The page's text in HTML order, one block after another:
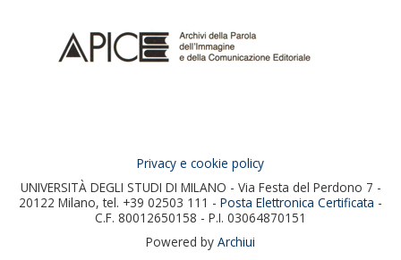
Privacy e cookie policy
UNIVERSITÀ DEGLI STUDI DI MILANO - Via Festa del Perdono 7 -
20122 Milano, tel. +39 02503 111 - Posta Elettronica Certificata -
C.F. 80012650158 - P.I. 03064870151
Powered by Archiui